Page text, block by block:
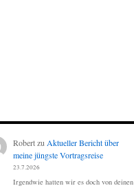
Robertzu Aktueller Bericht über
meine jüngste Vortragsreise
23.7.2026
Irgendwie hatten wir es doch von deinen